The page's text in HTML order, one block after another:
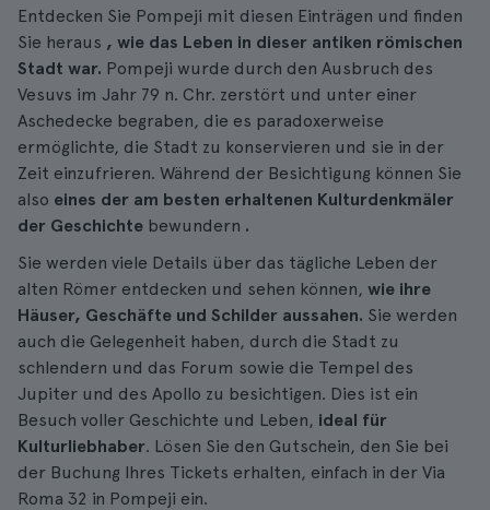
Entdecken Sie Pompeji mit diesen Einträgen und finden
Sie heraus , wie das Leben in dieser antiken römischen
Stadt war. Pompeji wurde durch den Ausbruch des
Vesuvs im Jahr 79 n. Chr. zerstört und unter einer
Aschedecke begraben, die es paradoxerweise
ermöglichte, die Stadt zu konservieren und sie in der
Zeit einzufrieren. Während der Besichtigung können Sie
also eines der am besten erhaltenen Kulturdenkmäler
der Geschichte bewundern .
Sie werden viele Details über das tägliche Leben der
alten Römer entdecken und sehen können, wie ihre
Häuser, Geschäfte und Schilder aussahen. Sie werden
auch die Gelegenheit haben, durch die Stadt zu
schlendern und das Forum sowie die Tempel des
Jupiter und des Apollo zu besichtigen. Dies ist ein
Besuch voller Geschichte und Leben, ideal für
Kulturliebhaber. Lösen Sie den Gutschein, den Sie bei
der Buchung Ihres Tickets erhalten, einfach in der Via
Roma 32 in Pompeji ein.